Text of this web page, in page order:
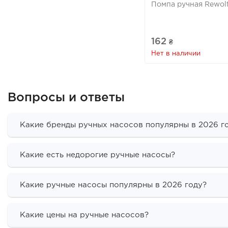
Помпа ручная
162 ₴
Нет в наличии
Вопросы и ответы
Какие бренды ручных насосов популярны в 2026
Какие есть недорогие ручные насосы?
Какие ручные насосы популярны в 2026 году?
Какие цены на ручные насосов?